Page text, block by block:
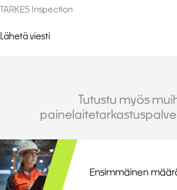
TARKES Inspection
Lähetä viesti
Tutustu myös
Ensimmäinen